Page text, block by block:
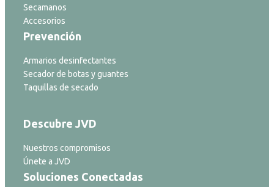
Secamanos
Accesorios
Prevención
Armarios desinfectantes
Secador de botas y guantes
Taquillas de secado
Descubre JVD
Nuestros compromisos
Únete a JVD
Soluciones Conectadas